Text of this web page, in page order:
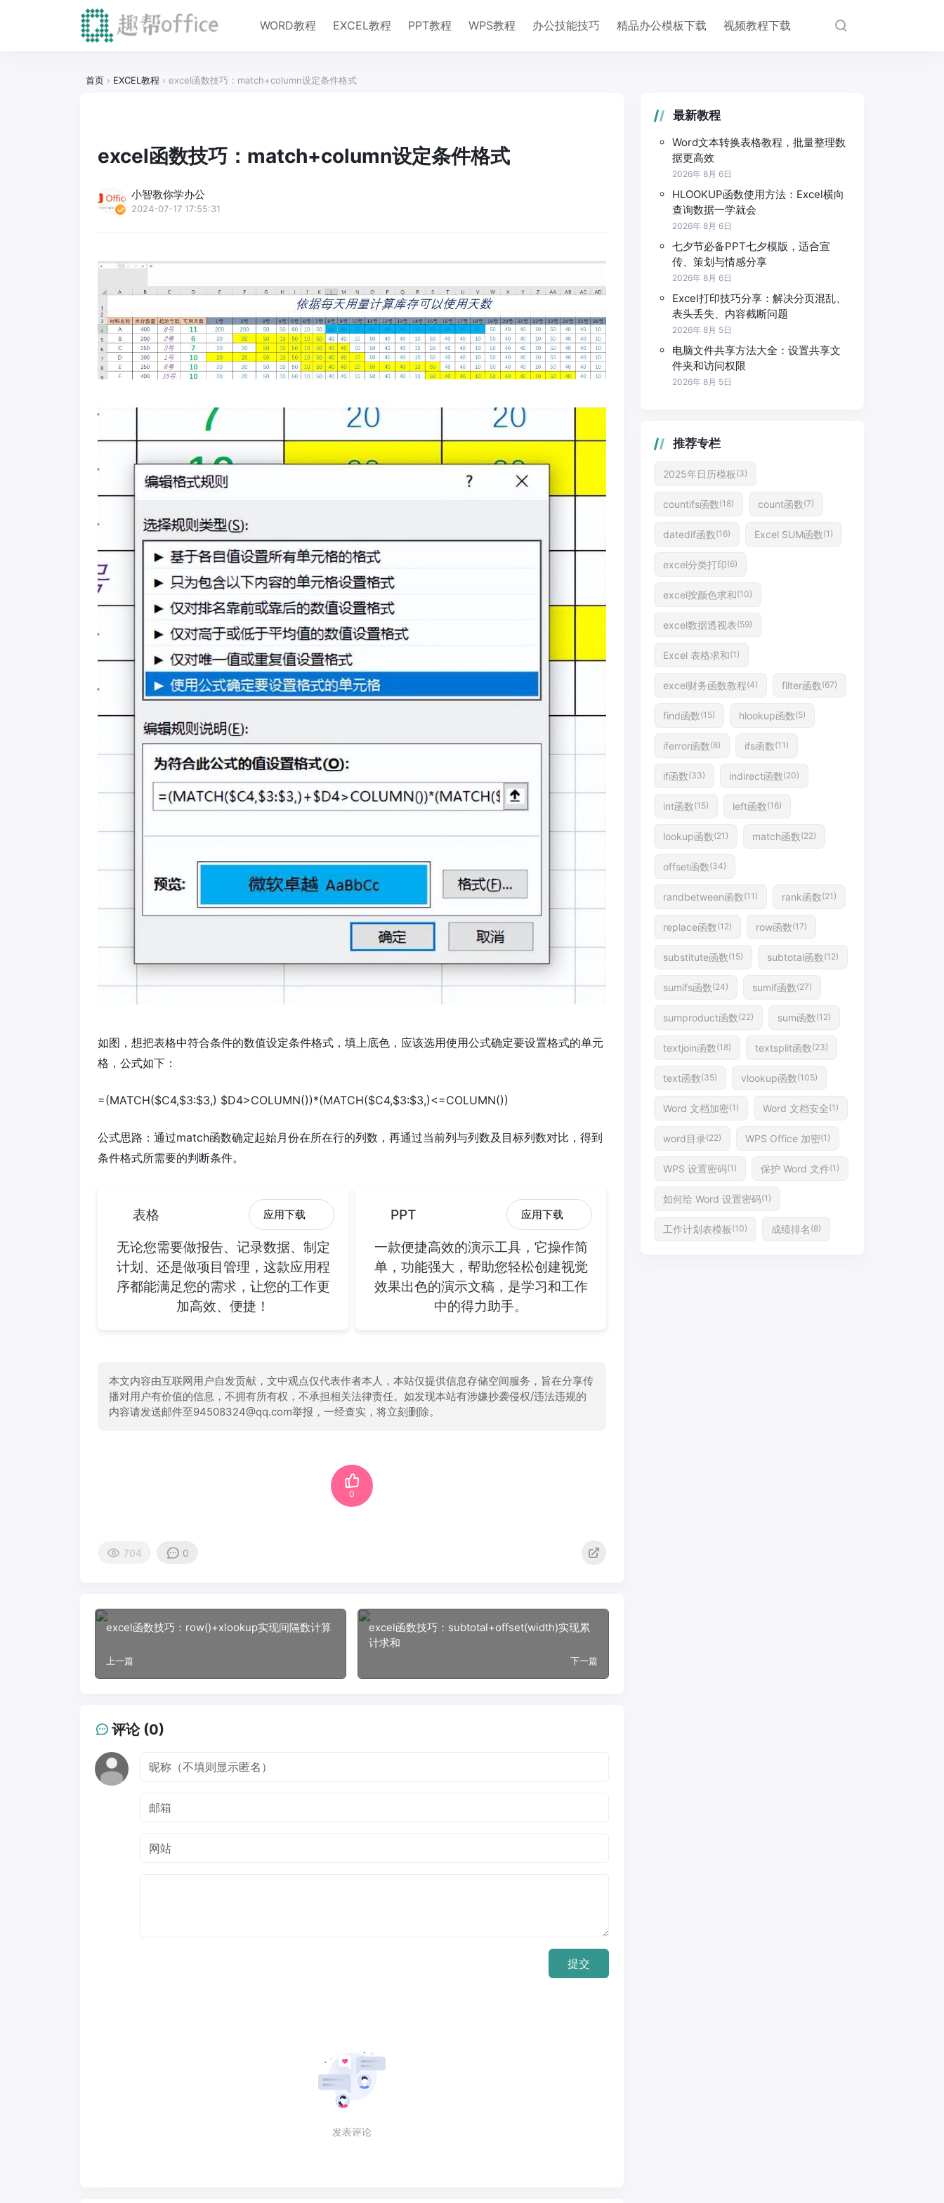
WORD教程 EXCEL教程 PPT教程 WPS教程 办公技能技巧 精品办公模板下载 视频教程下载
首页 › EXCEL教程 › excel函数技巧：match+column设定条件格式
excel函数技巧：match+column设定条件格式
小智教你学办公
2024-07-17 17:55:31
如图，想把表格中符合条件的数值设定条件格式，填上底色，应该选用使用公式确定要设置格式的单元
格，公式如下：
=(MATCH($C4,$3:$3,) $D4>COLUMN())*(MATCH($C4,$3:$3,)<=COLUMN())
公式思路：通过match函数确定起始月份在所在行的列数，再通过当前列与列数及目标列数对比，得到
条件格式所需要的判断条件。
表格 应用下载
无论您需要做报告、记录数据、制定
计划、还是做项目管理，这款应用程
序都能满足您的需求，让您的工作更
加高效、便捷！
PPT 应用下载
一款便捷高效的演示工具，它操作简
单，功能强大，帮助您轻松创建视觉
效果出色的演示文稿，是学习和工作
中的得力助手。
本文内容由互联网用户自发贡献，文中观点仅代表作者本人，本站仅提供信息存储空间服务，旨在分享传
播对用户有价值的信息，不拥有所有权，不承担相关法律责任。如发现本站有涉嫌抄袭侵权/违法违规的
内容请发送邮件至94508324@qq.com举报，一经查实，将立刻删除。
0
704 0
excel函数技巧：row()+xlookup实现间隔数计算
上一篇
excel函数技巧：subtotal+offset(width)实现累
计求和
下一篇
评论 (0)
提交
发表评论
最新教程
Word文本转换表格教程，批量整理数
据更高效
2026年 8月 6日
HLOOKUP函数使用方法：Excel横向
查询数据一学就会
2026年 8月 6日
七夕节必备PPT七夕模版，适合宣
传、策划与情感分享
2026年 8月 6日
Excel打印技巧分享：解决分页混乱、
表头丢失、内容截断问题
2026年 8月 5日
电脑文件共享方法大全：设置共享文
件夹和访问权限
2026年 8月 5日
推荐专栏
2025年日历模板 (3)
countifs函数(18) count函数(7)
datedif函数(16) Excel SUM函数(1)
excel分类打印(6)
excel按颜色求和(10)
excel数据透视表(59)
Excel 表格求和(1)
excel财务函数教程(4) filter函数(67)
find函数(15) hlookup函数(5)
iferror函数(8) ifs函数(11)
if函数(33) indirect函数(20)
int函数(15) left函数(16)
lookup函数(21) match函数(22)
offset函数(34)
randbetween函数(11) rank函数(21)
replace函数(12) row函数(17)
substitute函数(15) subtotal函数(12)
sumifs函数(24) sumif函数(27)
sumproduct函数(22) sum函数(12)
textjoin函数(18) textsplit函数(23)
text函数(35) vlookup函数(105)
Word 文档加密(1) Word 文档安全(1)
word目录(22) WPS Office 加密(1)
WPS 设置密码(1) 保护 Word 文件(1)
如何给 Word 设置密码(1)
工作计划表模板 (10) 成绩排名 (8)